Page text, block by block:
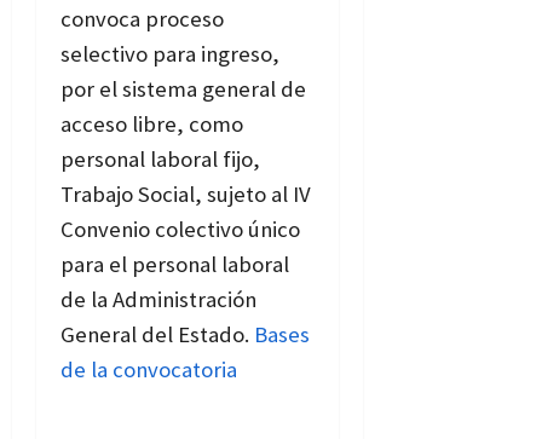
convoca proceso
selectivo para ingreso,
por el sistema general de
acceso libre, como
personal laboral fijo,
Trabajo Social, sujeto al IV
Convenio colectivo único
para el personal laboral
de la Administración
General del Estado. Bases
de la convocatoria